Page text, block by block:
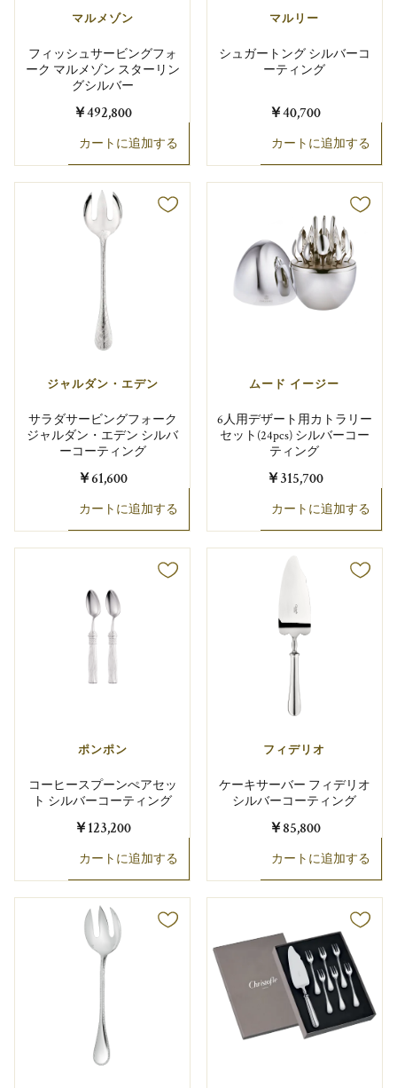
マルメゾン
フィッシュサービングフォ
ーク マルメゾン スターリン
グシルバー
￥492,800
カートに追加する
マルリー
シュガートング シルバーコ
ーティング
￥40,700
カートに追加する
ジャルダン・エデン
サラダサービングフォーク
ジャルダン・エデン シルバ
ーコーティング
￥61,600
カートに追加する
ムード イージー
6人用デザート用カトラリー
セット(24pcs) シルバーコー
ティング
￥315,700
カートに追加する
ポンポン
コーヒースプーンぺアセッ
ト シルバーコーティング
￥123,200
カートに追加する
フィデリオ
ケーキサーバー フィデリオ
シルバーコーティング
￥85,800
カートに追加する